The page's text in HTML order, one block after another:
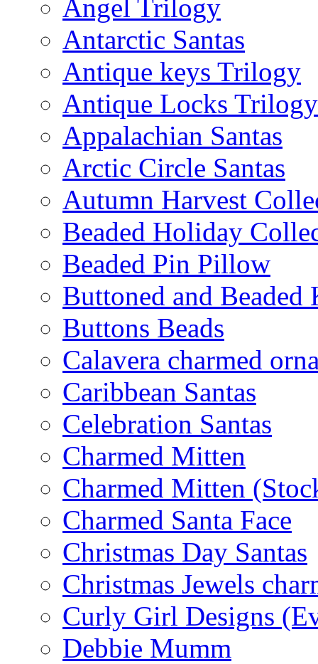
Angel Trilogy
Antarctic Santas
Antique keys Trilogy
Antique Locks Trilogy
Appalachian Santas
Arctic Circle Santas
Autumn Harvest
Beaded Holiday
Beaded Pin Pillow
Buttoned and Beaded
Buttons Beads
Calavera charmed
Caribbean Santas
Celebration Santas
Charmed Mitten
Charmed Mitten
Charmed Santa Face
Christmas Day Santas
Christmas Jewels
Curly Girl Designs
Debbie Mumm